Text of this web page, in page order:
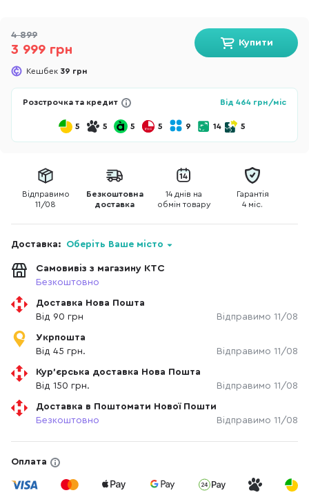
4 899
3 999 грн
Кешбек 39 грн
Купити
Розстрочка та кредит Від 464 грн/міс
5 5 5 5 9 14 5
Відправимо
11/08
Безкоштовна
доставка
14 днів на
обмін товару
Гарантія
4 міс.
Доставка: Оберіть Ваше місто
Самовивіз з магазину КТС
Безкоштовно
Доставка Нова Пошта
Від 90 грн
Відправимо 11/08
Укрпошта
Від 45 грн.
Відправимо 11/08
Кур'єрська доставка Нова Пошта
Від 150 грн.
Відправимо 11/08
Доставка в Поштомати Нової Пошти
Безкоштовно
Відправимо 11/08
Оплата